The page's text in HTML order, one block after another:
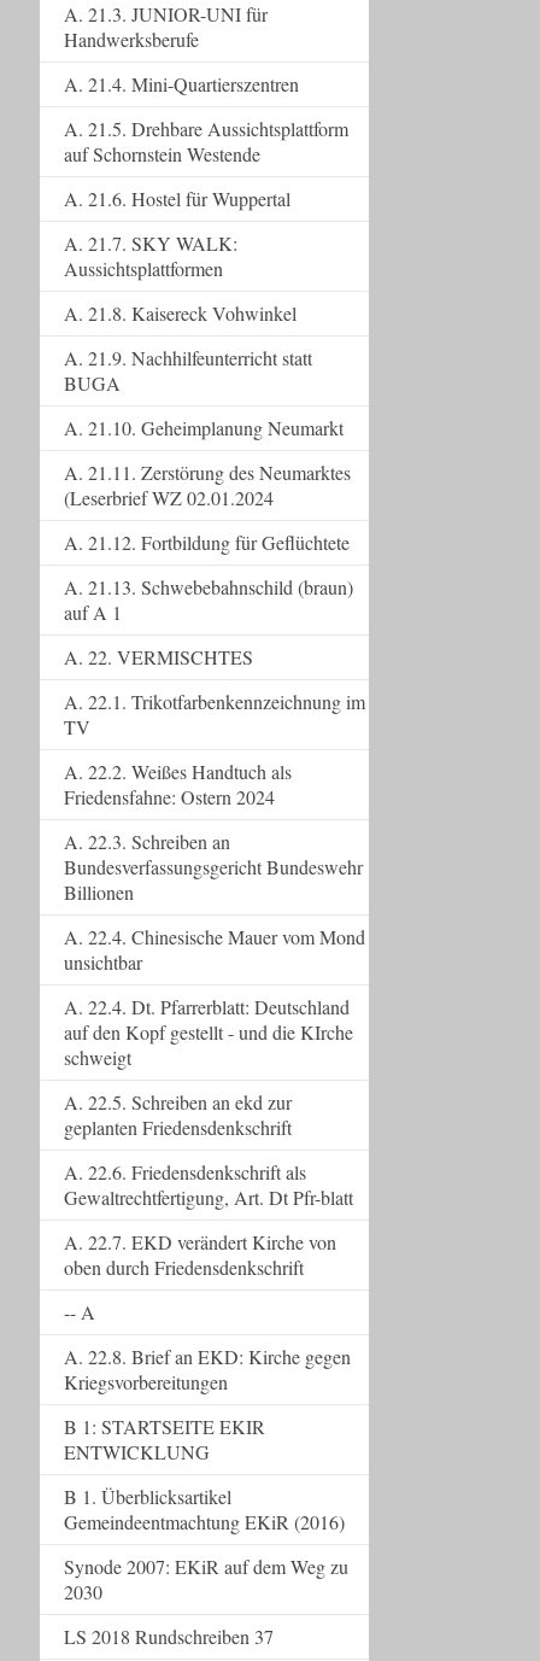
A. 21.3. JUNIOR-UNI für
Handwerksberufe
A. 21.4. Mini-Quartierszentren
A. 21.5. Drehbare Aussichtsplattform
auf Schornstein Westende
A. 21.6. Hostel für Wuppertal
A. 21.7. SKY WALK:
Aussichtsplattformen
A. 21.8. Kaisereck Vohwinkel
A. 21.9. Nachhilfeunterricht statt
BUGA
A. 21.10. Geheimplanung Neumarkt
A. 21.11. Zerstörung des Neumarktes
(Leserbrief WZ 02.01.2024
A. 21.12. Fortbildung für Geflüchtete
A. 21.13. Schwebebahnschild (braun)
auf A 1
A. 22. VERMISCHTES
A. 22.1. Trikotfarbenkennzeichnung im
TV
A. 22.2. Weißes Handtuch als
Friedensfahne: Ostern 2024
A. 22.3. Schreiben an
Bundesverfassungsgericht Bundeswehr
Billionen
A. 22.4. Chinesische Mauer vom Mond
unsichtbar
A. 22.4. Dt. Pfarrerblatt: Deutschland
auf den Kopf gestellt - und die KIrche
schweigt
A. 22.5. Schreiben an ekd zur
geplanten Friedensdenkschrift
A. 22.6. Friedensdenkschrift als
Gewaltrechtfertigung, Art. Dt Pfr-blatt
A. 22.7. EKD verändert Kirche von
oben durch Friedensdenkschrift
-- A
A. 22.8. Brief an EKD: Kirche gegen
Kriegsvorbereitungen
B 1: STARTSEITE EKIR
ENTWICKLUNG
B 1. Überblicksartikel
Gemeindeentmachtung EKiR (2016)
Synode 2007: EKiR auf dem Weg zu
2030
LS 2018 Rundschreiben 37